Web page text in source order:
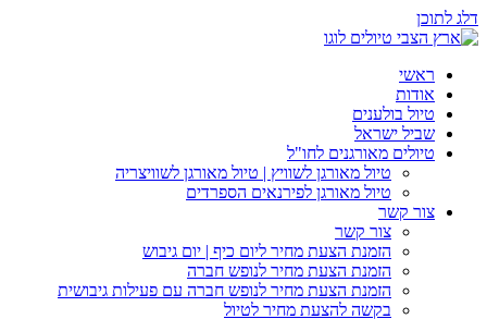
דלג לתוכן
ראשי
אודות
טיול בולענים
שביל ישראל
טיולים מאורגנים לחו"ל
טיול מאורגן לשוויץ | טיול מאורגן לשוויצריה
טיול מאורגן לפירנאים הספרדים
צור קשר
צור קשר
הזמנת הצעת מחיר ליום כיף | יום גיבוש
הזמנת הצעת מחיר לנופש חברה
הזמנת הצעת מחיר לנופש חברה עם פעילות גיבושית
בקשה להצעת מחיר לטיול